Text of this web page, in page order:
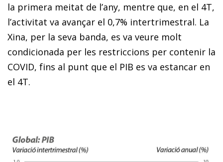
la primera meitat de l’any, mentre que, en el 4T,
l’activitat va avançar el 0,7% intertrimestral. La
Xina, per la seva banda, es va veure molt
condicionada per les restriccions per contenir la
COVID, fins al punt que el PIB es va estancar en
el 4T.